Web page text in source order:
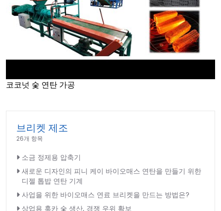
►
코코넛 숯 연탄 가공
브리켓 제조
26개 항목
소금 정제용 압축기
새로운 디자인의 피니 케이 바이오매스 연탄을 만들기 위한
디젤 톱밥 연탄 기계
사업을 위한 바이오매스 연료 브리켓을 만드는 방법은?
상업용 훅카 숯 생산, 경쟁 우위 확보